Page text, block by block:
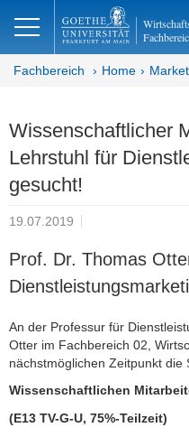
Fachbereich Home
Wissenschaftlicher
Lehrstuhl für
gesucht!
19.07.2019
Prof. Dr. Thomas
An der Professur für
Otter im Fachbereich 02,
nächstmöglichen Zeitpunkt die
Wissenschaftlichen
(E13 TV-G-U, 75%-Teilzeit)